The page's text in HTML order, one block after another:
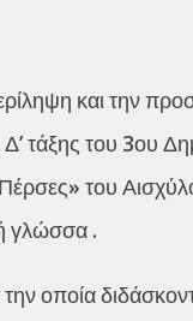
και την
τάξης του 3ου
του
γλώσσα .
οποία